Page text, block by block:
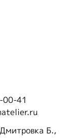
41
Б.,